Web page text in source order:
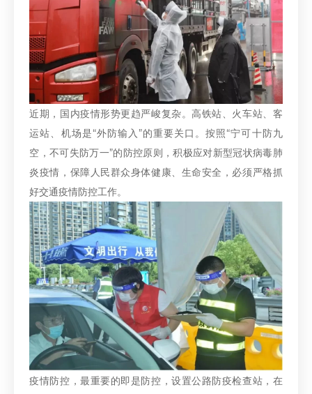
近期，国内疫情形势更趋严峻复杂。高铁站、火车站、客
运站、机场是“外防输入”的重要关口。按照“宁可十防九
空，不可失防万一”的防控原则，积极应对新型冠状病毒肺
炎疫情，保障人民群众身体健康、生命安全，必须严格抓
好交通疫情防控工作。
疫情防控，最重要的即是防控，设置公路防疫检查站，在